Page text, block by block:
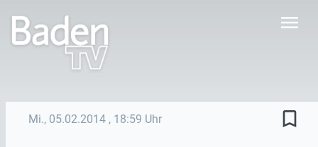
menu
Mi., 05.02.2014 , 18:59 Uhr bookmark_border